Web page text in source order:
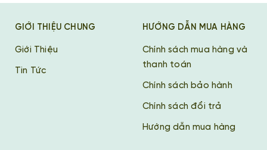
GIỚI THIỆU CHUNG
Giới Thiệu
Tin Tức
HƯỚNG DẪN MUA HÀNG
Chính sách mua hàng và
thanh toán
Chính sách bảo hành
Chính sách đổi trả
Hướng dẫn mua hàng